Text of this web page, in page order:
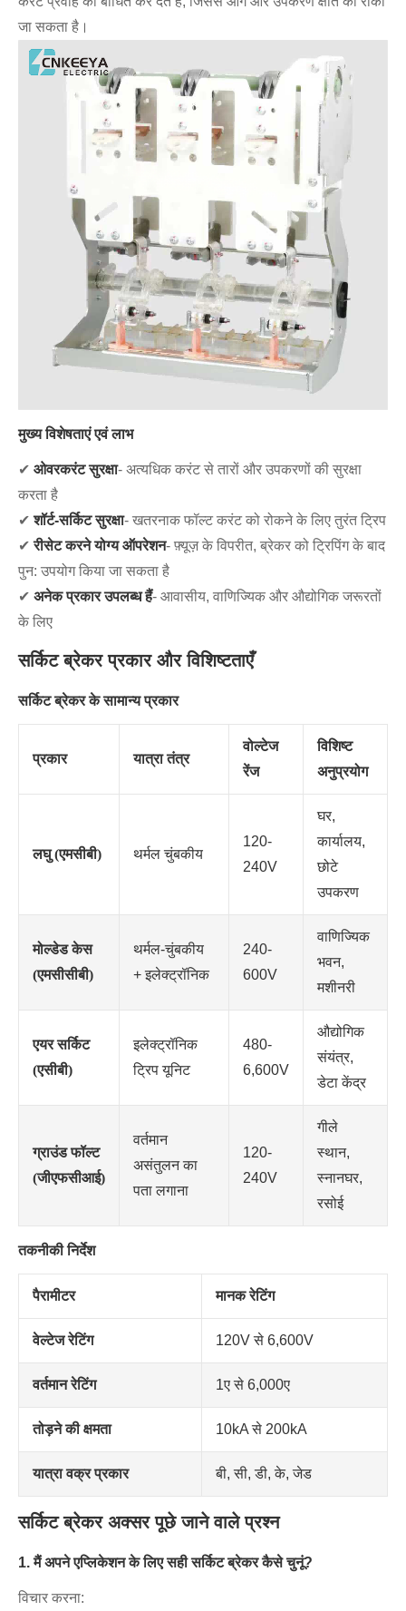
जा सकता है।
मुख्य विशेषताएं एवं लाभ
✔ ओवरकरंट सुरक्षा- अत्यधिक करंट से तारों और उपकरणों की सुरक्षा
करता है
✔शॉर्ट-सर्किट सुरक्षा- खतरनाक फॉल्ट करंट को रोकने के लिए तुरंत ट्रिप
✔रीसेट करने योग्य ऑपरेशन- फ़्यूज़ के विपरीत, ब्रेकर को ट्रिपिंग के बाद
पुन: उपयोग किया जा सकता है
✔ अनेक प्रकार उपलब्ध हैं- आवासीय, वाणिज्यिक और औद्योगिक जरूरतों
के लिए
सर्किट ब्रेकर प्रकार और विशिष्टताएँ
सर्किट ब्रेकर के सामान्य प्रकार
प्रकार यात्रा तंत्र
वोल्टेज
रेंज
विशिष्ट
अनुप्रयोग
लघु (एमसीबी) थर्मल चुंबकीय
120-
240V
घर,
कार्यालय,
छोटे
उपकरण
मोल्डेड केस
(एमसीसीबी)
थर्मल-चुंबकीय
+ इलेक्ट्रॉनिक
240-
600V
वाणिज्यिक
भवन,
मशीनरी
एयर सर्किट
(एसीबी)
इलेक्ट्रॉनिक
ट्रिप यूनिट
480-
6,600V
औद्योगिक
संयंत्र,
डेटा केंद्र
ग्राउंड फॉल्ट
(जीएफसीआई)
वर्तमान
असंतुलन का
पता लगाना
120-
240V
गीले
स्थान,
स्नानघर,
रसोई
तकनीकी निर्देश
पैरामीटर मानक रेटिंग
वेल्टेज रेटिंग 120V से 6,600V
वर्तमान रेटिंग 1ए से 6,000ए
तोड़ने की क्षमता 10kA से 200kA
यात्रा वक्र प्रकार बी, सी, डी, के, जेड
सर्किट ब्रेकर अक्सर पूछे जाने वाले प्रश्न
1. मैं अपने एप्लिकेशन के लिए सही सर्किट ब्रेकर कैसे चुनूं?
विचार करना: